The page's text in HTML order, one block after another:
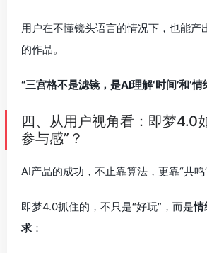
用户在不懂镜头语言的情况下，也能产
的作品。
“三宫格不是滤镜，是AI理解‘时间’和‘情
四、从用户视角看：即梦4.0
参与感”？
AI产品的成功，不止靠算法，更靠“共鸣”
即梦4.0抓住的，不只是“好玩”，而是情
求 ：